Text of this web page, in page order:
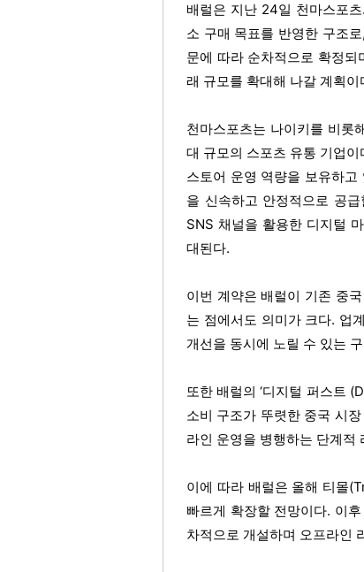
배럴은 지난 24일 천마스포
소 구매 목표를 반영한 구조
문에 따라 순차적으로 확정
래 규모를 확대해 나갈 계획이
천마스포츠는 나이키를 비롯
대 규모의 스포츠 유통 기업
스토어 운영 역량을 보유하
을 신속하고 안정적으로 공
SNS 채널을 활용한 디지털
대된다.
이번 계약은 배럴이 기존 중
는 점에서도 의미가 크다. 업
개선을 동시에 노릴 수 있는
또한 배럴의 ‘디지털 퍼스트
소비 구조가 뚜렷한 중국 시
라인 운영을 병행하는 단계적
이에 따라 배럴은 올해 티몰
빠르게 확장할 전망이다. 이
차적으로 개설하며 오프라인